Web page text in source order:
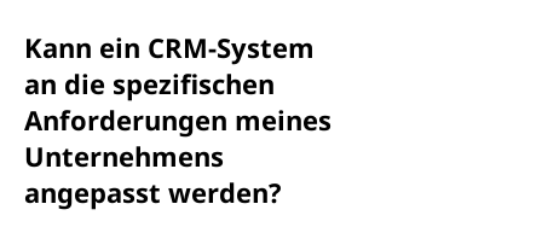
Kann ein CRM-System
an die spezifischen
Anforderungen meines
Unternehmens
angepasst werden?